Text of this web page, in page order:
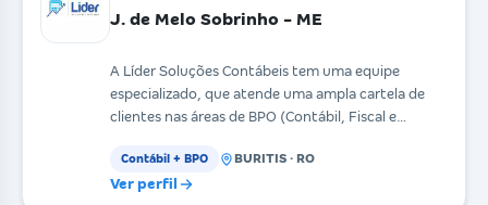
J. de Melo Sobrinho - ME
A Líder Soluções Contábeis tem uma equipe
especializado, que atende uma ampla cartela de
clientes nas áreas de BPO (Contábil, Fiscal e
Contábil + BPO BURITIS · RO
Ver perfil